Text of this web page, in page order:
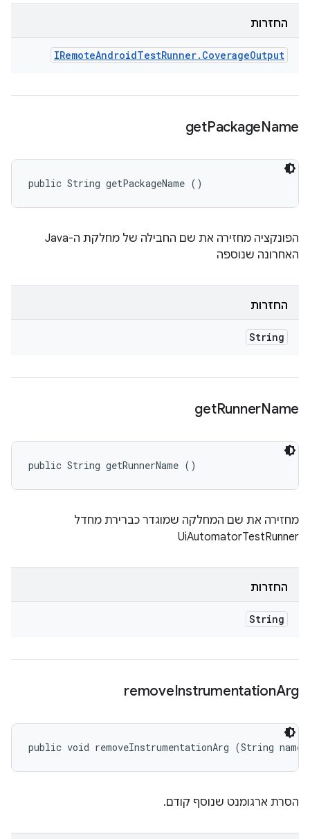
החזרות
IRemoteAndroidTestRunner. CoverageOutput
getPackageName
public String getPackageName ()
הפונקציה מחזירה את שם החבילה של מחלקת ה-Java
האחרונה שנוספה
החזרות
String
getRunnerName
public String getRunnerName ()
מחזירה את שם המחלקה שמוגדר כברירת מחדל
UiAutomatorTestRunner
החזרות
String
removeInstrumentationArg
public void removeInstrumentationArg (String name)
הסרת ארגומנט שנוסף קודם.